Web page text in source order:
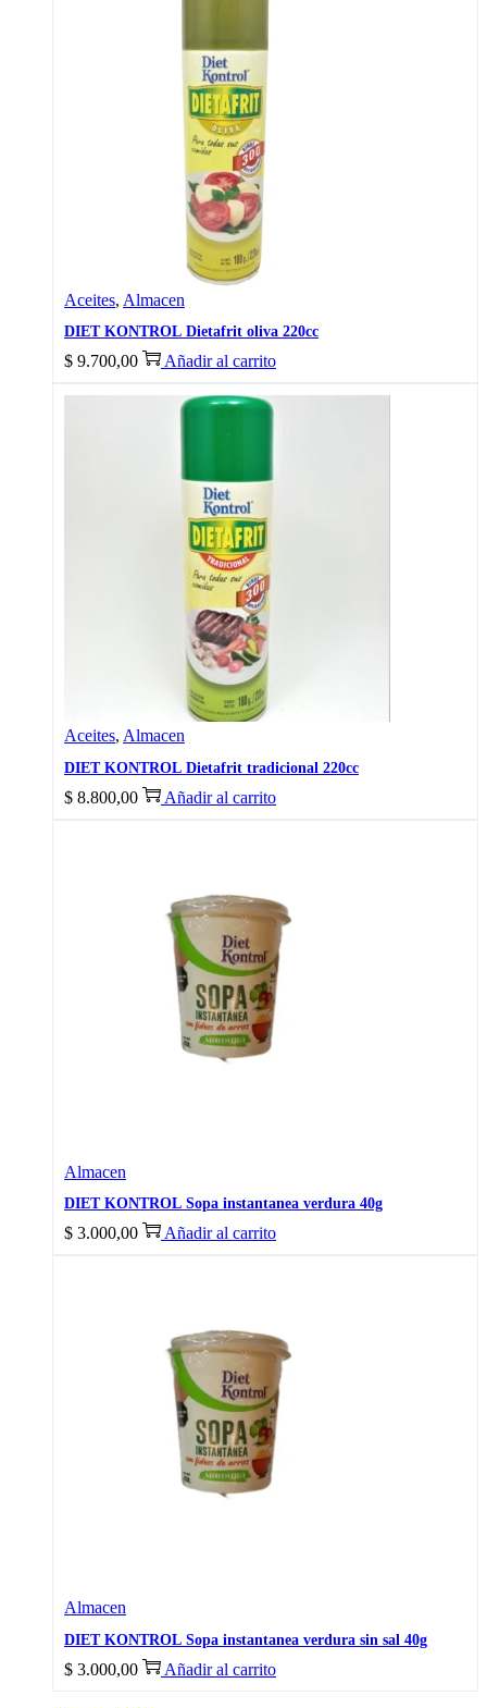
Aceites, Almacen
DIET KONTROL Dietafrit oliva 220cc
$ 9.700,00 Añadir al carrito
Aceites, Almacen
DIET KONTROL Dietafrit tradicional 220cc
$ 8.800,00 Añadir al carrito
Almacen
DIET KONTROL Sopa instantanea verdura 40g
$ 3.000,00 Añadir al carrito
Almacen
DIET KONTROL Sopa instantanea verdura sin sal 40g
$ 3.000,00 Añadir al carrito